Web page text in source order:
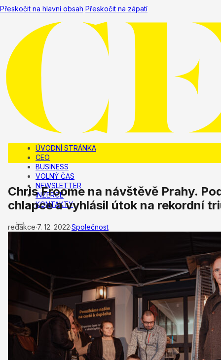
Přeskočit na hlavní obsah Přeskočit na zápatí
ÚVODNÍ STRÁNKA
CEO
BUSINESS
VOLNÝ ČAS
NEWSLETTER
INZERCE
KONTAKTY
NEWSLETTER
INZERCE
KONTAKTY
Chris Froome na návštěvě Prahy.
chlapce a vyhlásil útok na rekordní
redakce·7. 12. 2022·Společnost